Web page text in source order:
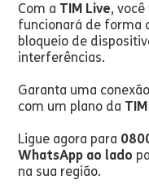
Com a TIM Live,
funcionará de forma
bloqueio de
interferências.
Garanta uma
com um plano da
Ligue agora para
WhatsApp ao lado
na sua região.